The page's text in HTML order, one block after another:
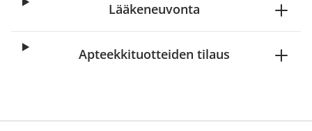
Lääkeneuvonta
Apteekkituotteiden tilaus